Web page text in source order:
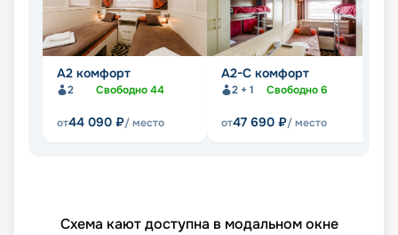
А2 комфорт
2 Свободно44
от44 090 ₽/ место
А2-С комфорт
2 + 1 Свободно6
от47 690 ₽/ место
Схема кают доступна в модальном окне